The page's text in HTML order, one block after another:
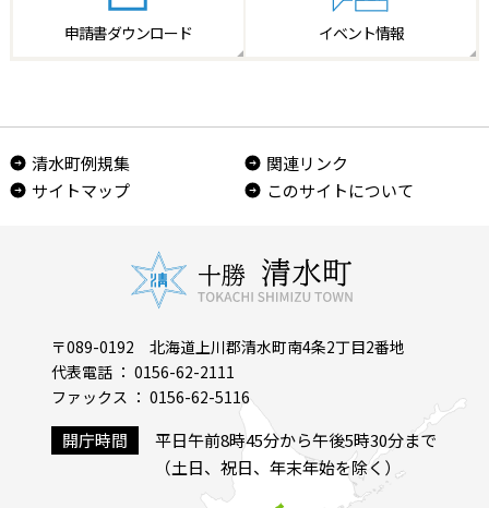
申請書ダウンロード イベント情報
清水町例規集
関連リンク
サイトマップ
このサイトについて
〒089-0192 北海道上川郡清水町南4条2丁目2番地
代表電話 ： 0156-62-2111
ファックス ： 0156-62-5116
開庁時間
平日午前8時45分から午後5時30分まで
（土日、祝日、年末年始を除く）